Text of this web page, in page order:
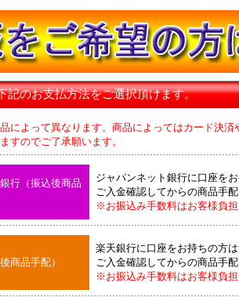
記のお支払方法をご選択頂けます。
によって異なります。商品によってはカード決済
のでご了承願います。
行（振込後商品
ジャパンネット銀行に口座を
ご入金確認してからの商品手配
※お振込み手数料はお客様負担
商品手配）
楽天銀行に口座をお持ちの方
ご入金確認してからの商品手配
※お振込み手数料はお客様負担